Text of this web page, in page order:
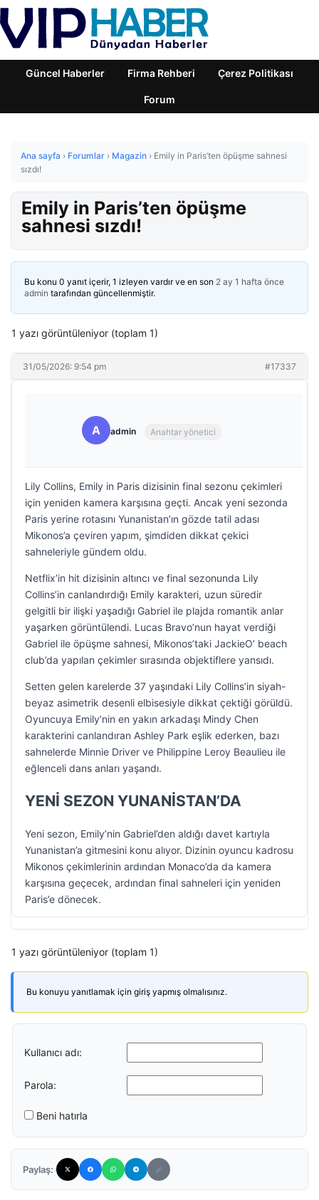
Güncel Haberler Firma Rehberi Çerez Politikası
Forum
Ana sayfa › Forumlar › Magazin › Emily in Paris’ten öpüşme sahnesi
sızdı!
Emily in Paris’ten öpüşme
sahnesi sızdı!
Bu konu 0 yanıt içerir, 1 izleyen vardır ve en son 2 ay 1 hafta önce
admin tarafından güncellenmiştir.
1 yazı görüntüleniyor (toplam 1)
31/05/2026: 9:54 pm #17337
A admin Anahtar yönetici
Lily Collins, Emily in Paris dizisinin final sezonu çekimleri
için yeniden kamera karşısına geçti. Ancak yeni sezonda
Paris yerine rotasını Yunanistan’ın gözde tatil adası
Mikonos’a çeviren yapım, şimdiden dikkat çekici
sahneleriyle gündem oldu.
Netflix’in hit dizisinin altıncı ve final sezonunda Lily
Collins’in canlandırdığı Emily karakteri, uzun süredir
gelgitli bir ilişki yaşadığı Gabriel ile plajda romantik anlar
yaşarken görüntülendi. Lucas Bravo’nun hayat verdiği
Gabriel ile öpüşme sahnesi, Mikonos’taki JackieO’ beach
club’da yapılan çekimler sırasında objektiflere yansıdı.
Setten gelen karelerde 37 yaşındaki Lily Collins’in siyah-
beyaz asimetrik desenli elbisesiyle dikkat çektiği görüldü.
Oyuncuya Emily’nin en yakın arkadaşı Mindy Chen
karakterini canlandıran Ashley Park eşlik ederken, bazı
sahnelerde Minnie Driver ve Philippine Leroy Beaulieu ile
eğlenceli dans anları yaşandı.
YENİ SEZON YUNANİSTAN’DA
Yeni sezon, Emily’nin Gabriel’den aldığı davet kartıyla
Yunanistan’a gitmesini konu alıyor. Dizinin oyuncu kadrosu
Mikonos çekimlerinin ardından Monaco’da da kamera
karşısına geçecek, ardından final sahneleri için yeniden
Paris’e dönecek.
1 yazı görüntüleniyor (toplam 1)
Bu konuyu yanıtlamak için giriş yapmış olmalısınız.
Kullanıcı adı:
Parola:
Beni hatırla
Paylaş: